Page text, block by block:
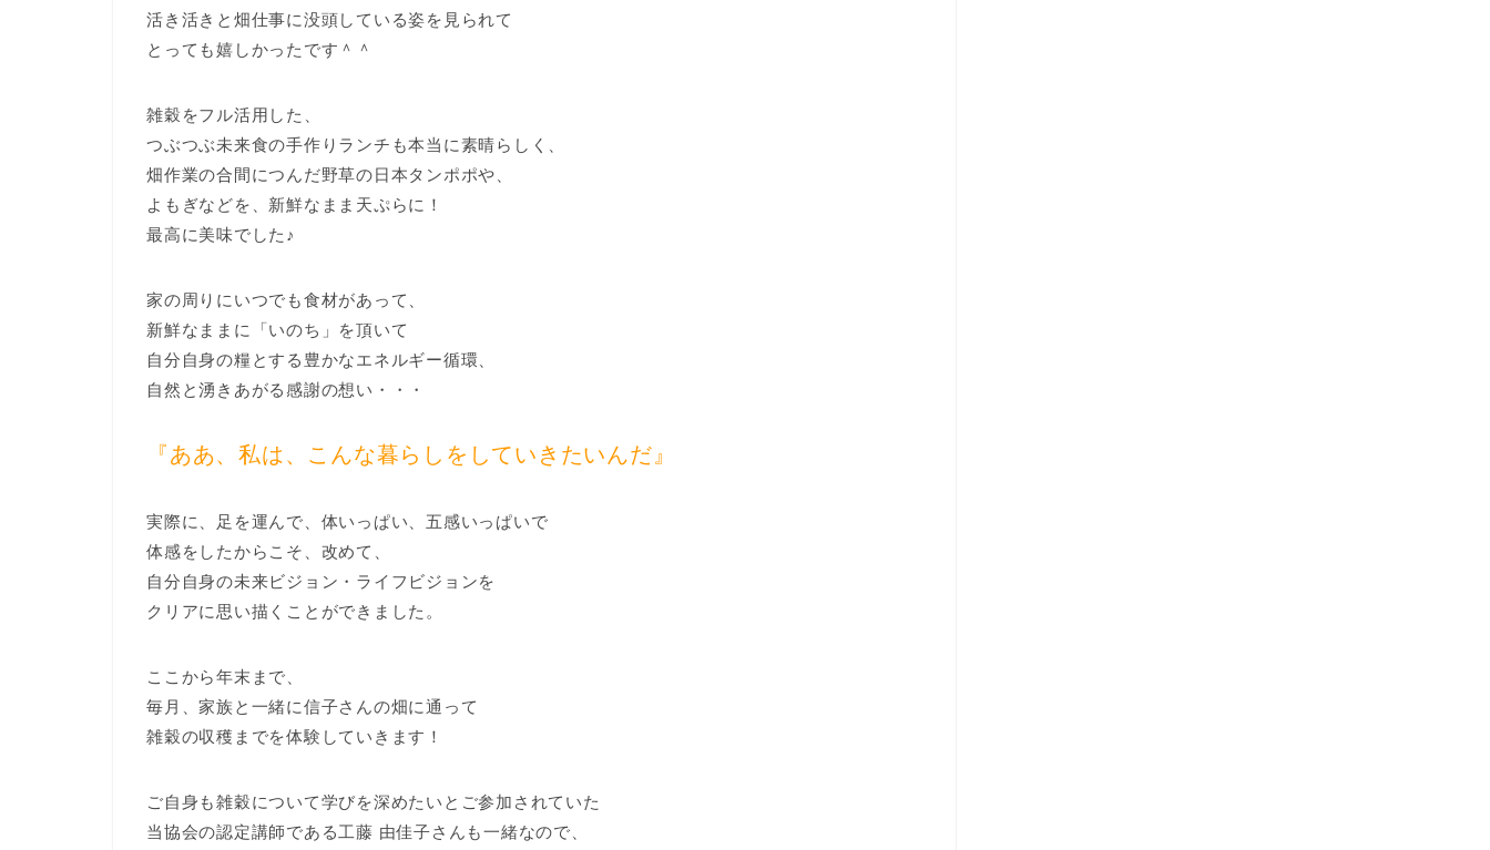
活き活きと畑仕事に没頭している姿を見られて
とっても嬉しかったです＾＾
雑穀をフル活用した、
つぶつぶ未来食の手作りランチも本当に素晴らしく、
畑作業の合間につんだ野草の日本タンポポや、
よもぎなどを、新鮮なまま天ぷらに！
最高に美味でした♪
家の周りにいつでも食材があって、
新鮮なままに「いのち」を頂いて
自分自身の糧とする豊かなエネルギー循環、
自然と湧きあがる感謝の想い・・・
『ああ、私は、こんな暮らしをしていきたいんだ』
実際に、足を運んで、体いっぱい、五感いっぱいで
体感をしたからこそ、改めて、
自分自身の未来ビジョン・ライフビジョンを
クリアに思い描くことができました。
ここから年末まで、
毎月、家族と一緒に信子さんの畑に通って
雑穀の収穫までを体験していきます！
ご自身も雑穀について学びを深めたいとご参加されていた
当協会の認定講師である工藤 由佳子さんも一緒なので、